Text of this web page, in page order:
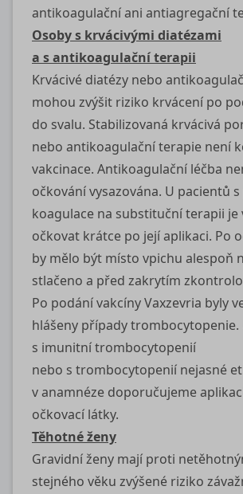
antikoagulační ani antiagregační
Osoby s krvácivými diatézami
a s antikoagulační terapii
Krvácivé diatézy nebo
mohou zvýšit riziko krvácení po
do svalu. Stabilizovaná krvácivá
nebo antikoagulační terapie není
vakcinace. Antikoagulační léčba
očkování vysazována. U pacientů
koagulace na substituční terapii je
očkovat krátce po její aplikaci. Po
by mělo být místo vpichu alespoň
stlačeno a před zakrytím
Po podání vakcíny Vaxzevria byly
hlášeny případy trombocytopenie.
s imunitní trombocytopenií
nebo s trombocytopenií nejasné
v anamnéze doporučujeme
očkovací látky.
Těhotné ženy
Gravidní ženy mají proti
stejného věku zvýšené riziko